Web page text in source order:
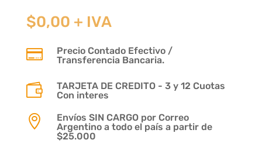
$0,00 + IVA

Precio Contado Efectivo /
Transferencia Bancaria.

TARJETA DE CREDITO - 3 y 12 Cuotas
Con interes

Envíos SIN CARGO por Correo
Argentino a todo el país a partir de
$25.000